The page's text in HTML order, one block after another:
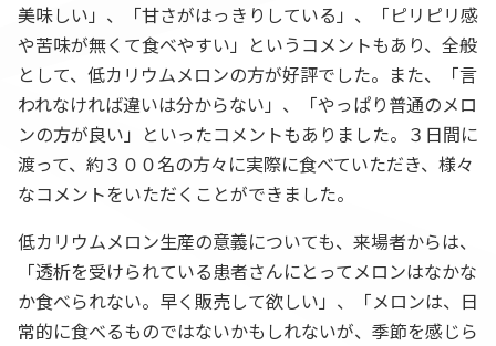
美味しい」、「甘さがはっきりしている」、「ピリピリ感
や苦味が無くて食べやすい」というコメントもあり、全般
として、低カリウムメロンの方が好評でした。また、「言
われなければ違いは分からない」、「やっぱり普通のメロ
ンの方が良い」といったコメントもありました。３日間に
渡って、約３００名の方々に実際に食べていただき、様々
なコメントをいただくことができました。
低カリウムメロン生産の意義についても、来場者からは、
「透析を受けられている患者さんにとってメロンはなかな
か食べられない。早く販売して欲しい」、「メロンは、日
常的に食べるものではないかもしれないが、季節を感じら